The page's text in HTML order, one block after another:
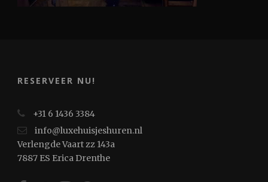
RESERVEER NU!
+31 6 1436 3384
info@luxehuisjeshuren.nl
Verlengde Vaart zz 143a
7887 ES Erica Drenthe